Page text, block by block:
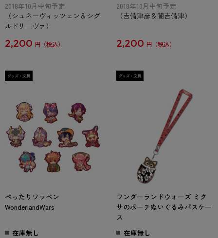
2018年10月中旬予定
（シュネーヴィッツェン＆シグ
ルドリーヴァ）
2,200 円
2018年10月中旬予定
（吉備津彦＆闇吉備津）
2,200 円
ぺったりワッペン
WonderlandWars
在庫無し
ワンダーランドウォーズ ミク
サのポーチぬいぐるみパスケー
ス
在庫無し